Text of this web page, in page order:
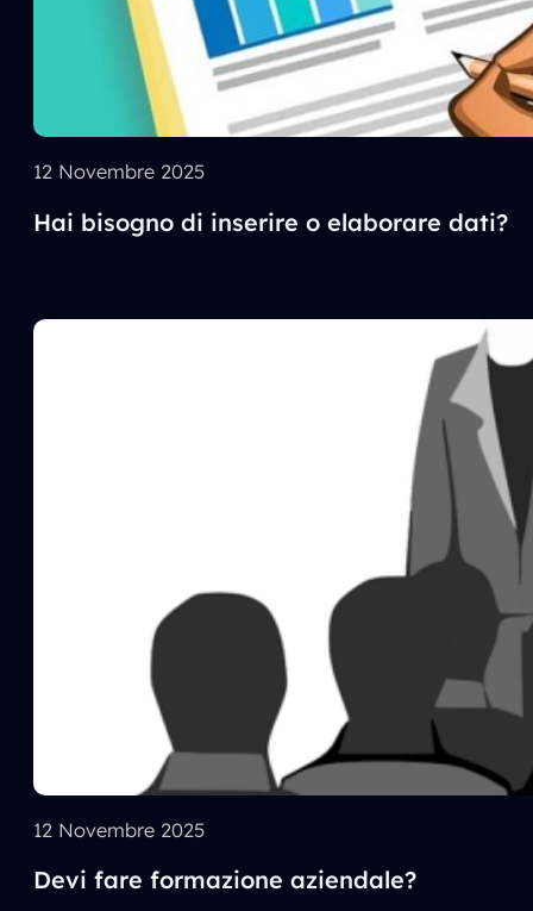
12 Novembre 2025
Hai bisogno di inserire o elaborare dati?
12 Novembre 2025
Devi fare formazione aziendale?